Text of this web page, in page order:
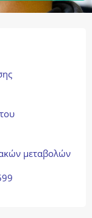
μεταβολών